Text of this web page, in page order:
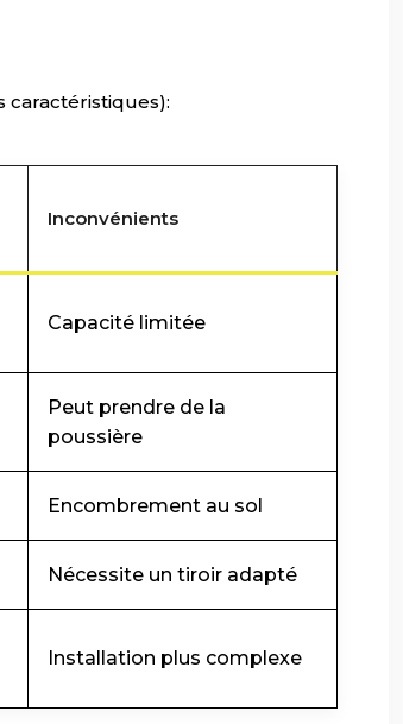
caractéristiques):
Inconvénients
Capacité limitée
Peut prendre de la
poussière
Encombrement au sol
Nécessite un tiroir adapté
Installation plus complexe